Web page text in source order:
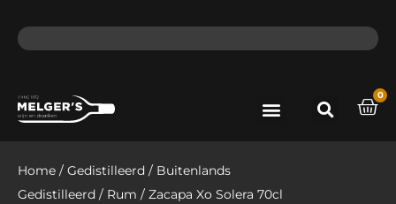
0
Home / Gedistilleerd / Buitenlands
Gedistilleerd / Rum / Zacapa Xo Solera 70cl